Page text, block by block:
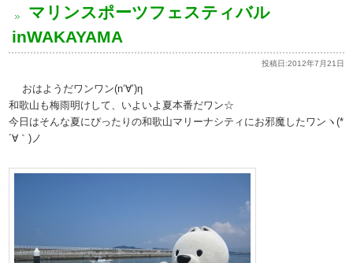
マリンスポーツフェスティバル
inWAKAYAMA
投稿日:2012年7月21日
おはようだワンワン(n‘∀‘)η
和歌山も梅雨明けして、いよいよ夏本番だワン☆
今日はそんな夏にぴったりの和歌山マリーナシティにお邪魔したワンヽ(*
´∀｀)ノ